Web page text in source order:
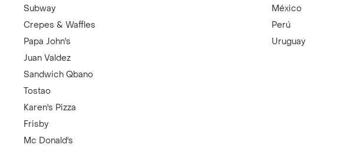
Subway
Crepes & Waffles
Papa John's
Juan Valdez
Sandwich Qbano
Tostao
Karen's Pizza
Frisby
Mc Donald's
México
Perú
Uruguay